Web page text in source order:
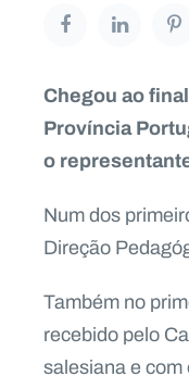
Chegou ao
Província
o
Num dos
Direção
Também no
recebido pelo
salesiana e